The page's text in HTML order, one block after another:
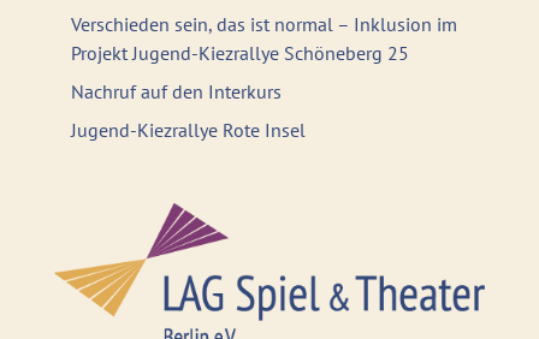
Verschieden sein, das ist normal – Inklusion im
Projekt Jugend-Kiezrallye Schöneberg 25
Nachruf auf den Interkurs
Jugend-Kiezrallye Rote Insel